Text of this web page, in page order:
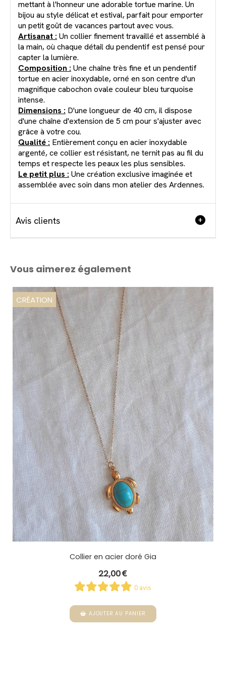
mettant à l'honneur une adorable tortue marine. Un
bijou au style délicat et estival, parfait pour emporter
un petit goût de vacances partout avec vous.
Artisanat : Un collier finement travaillé et assemblé à
la main, où chaque détail du pendentif est pensé pour
capter la lumière.
Composition : Une chaîne très fine et un pendentif
tortue en acier inoxydable, orné en son centre d'un
magnifique cabochon ovale couleur bleu turquoise
intense.
Dimensions : D'une longueur de 40 cm, il dispose
d'une chaîne d'extension de 5 cm pour s'ajuster avec
grâce à votre cou.
Qualité : Entièrement conçu en acier inoxydable
argenté, ce collier est résistant, ne ternit pas au fil du
temps et respecte les peaux les plus sensibles.
Le petit plus : Une création exclusive imaginée et
assemblée avec soin dans mon atelier des Ardennes.
Avis clients
Vous aimerez également
Collier en acier doré Gia
22,00€
0 avis
AJOUTER AU PANIER
CRÉATION